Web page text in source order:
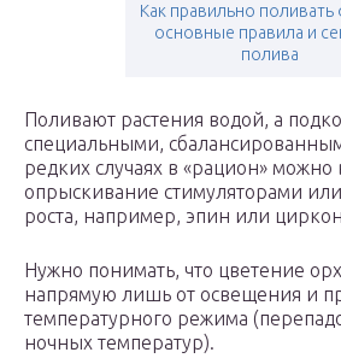
Как правильно поливать
основные правила и
полива
Поливают растения водой, а
специальными,
редких случаях в «рацион» можно
опрыскивание стимуляторами
роста, например, эпин или
Нужно понимать, что цветение
напрямую лишь от освещения и
температурного режима
ночных температур).